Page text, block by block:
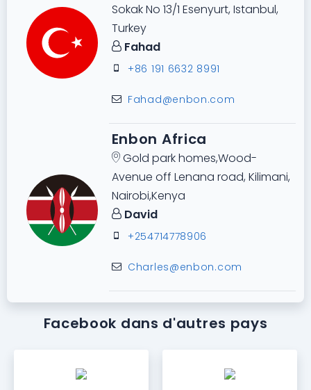
Sokak No 13/1 Esenyurt, Istanbul,
Turkey
Fahad
+86 191 6632 8991
Fahad@enbon.com
Enbon Africa
Gold park homes,Wood-
Avenue off Lenana road, Kilimani,
Nairobi,Kenya
David
+254714778906
Charles@enbon.com
Facebook dans d'autres pays